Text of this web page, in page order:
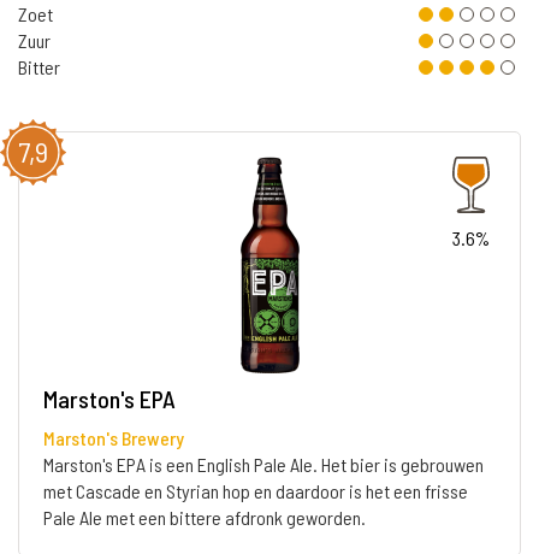
Zoet
Zuur
Bitter
7,9
3.6%
Marston's EPA
Marston's Brewery
Marston's EPA is een English Pale Ale. Het bier is gebrouwen
met Cascade en Styrian hop en daardoor is het een frisse
Pale Ale met een bittere afdronk geworden.